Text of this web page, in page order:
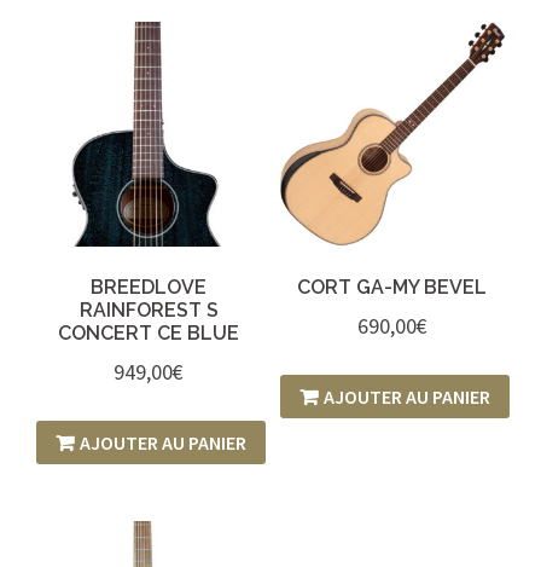
BREEDLOVE
RAINFOREST S
CONCERT CE BLUE
949,00€
AJOUTER AU PANIER
CORT GA-MY BEVEL
690,00€
AJOUTER AU PANIER